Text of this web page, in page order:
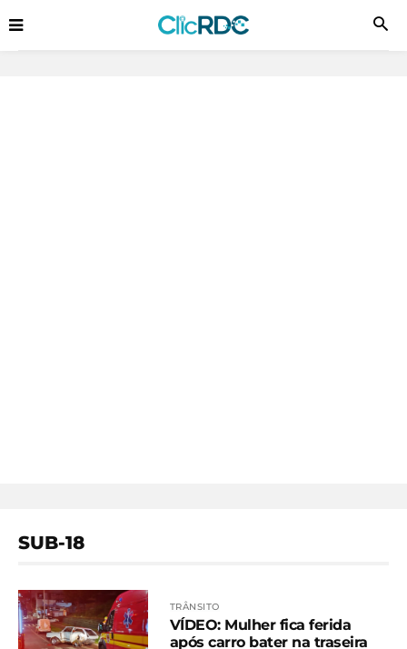
SUB-18
TRÂNSITO
VÍDEO: Mulher fica ferida
após carro bater na traseira